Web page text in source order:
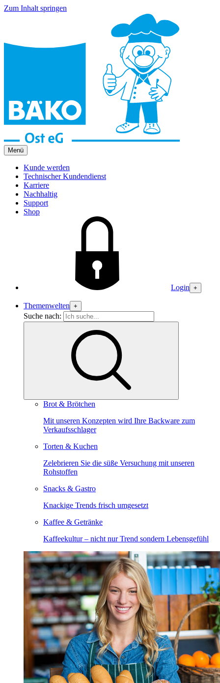
Zum Inhalt springen
Menü
Kunde werden
Technischer Kundendienst
Karriere
Nachhaltig
Support
Shop
Login +
Themenwelten +
Suche nach:
Brot & Brötchen
Mit unseren Konzepten wird Ihre Backware zum
Verkaufsschlager
Torten & Kuchen
Zelebrieren Sie die süße Versuchung mit unseren
Rohstoffen
Snacks & Gastro
Knackige Trends frisch umgesetzt
Kaffee & Getränke
Kaffeekultur – nicht nur Trend sondern Lebensgefühl